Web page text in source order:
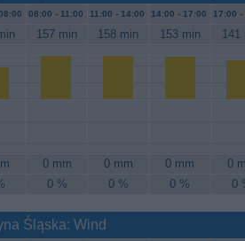
08:00 - 11:00 11:00 - 14:00 14:00 - 17:00 17:00 -
157 min 158 min 153 min 141
0 mm 0 mm 0 mm
0
0 % 0 % 0 % 0
Śląska: Wind